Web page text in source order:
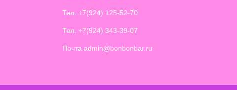
Тел. +7(924) 125-52-70
Тел. +7(924) 343-39-07
Почта admin@bonbonbar.ru